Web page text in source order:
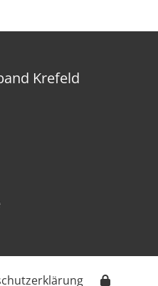
Krefeld